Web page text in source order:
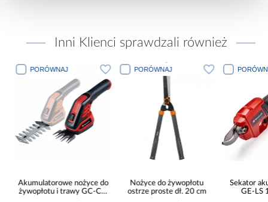
Inni Klienci sprawdzali również
PORÓWNAJ
Akumulatorowe nożyce do
żywopłotu i trawy GC-CG
PORÓWNAJ
Nożyce do żywopłotu
ostrze proste dł. 20 cm
Sekator
GE-LS